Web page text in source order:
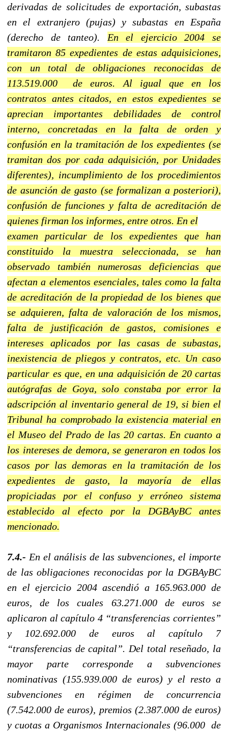
derivadas de solicitudes de exportación, subastas
en el extranjero (pujas) y subastas en España
(derecho de tanteo). En el ejercicio 2004 se
tramitaron 85 expedientes de estas adquisiciones,
con un total de obligaciones reconocidas de
113.519.000 de euros. Al igual que en los
contratos antes citados, en estos expedientes se
aprecian importantes debilidades de control
interno, concretadas en la falta de orden y
confusión en la tramitación de los expedientes (se
tramitan dos por cada adquisición, por Unidades
diferentes), incumplimiento de los procedimientos
de asunción de gasto (se formalizan a posteriori),
confusión de funciones y falta de acreditación de
quienes firman los informes, entre otros. En el
examen particular de los expedientes que han
constituido la muestra seleccionada, se han
observado también numerosas deficiencias que
afectan a elementos esenciales, tales como la falta
de acreditación de la propiedad de los bienes que
se adquieren, falta de valoración de los mismos,
falta de justificación de gastos, comisiones e
intereses aplicados por las casas de subastas,
inexistencia de pliegos y contratos, etc. Un caso
particular es que, en una adquisición de 20 cartas
autógrafas de Goya, solo constaba por error la
adscripción al inventario general de 19, si bien el
Tribunal ha comprobado la existencia material en
el Museo del Prado de las 20 cartas. En cuanto a
los intereses de demora, se generaron en todos los
casos por las demoras en la tramitación de los
expedientes de gasto, la mayoría de ellas
propiciadas por el confuso y erróneo sistema
establecido al efecto por la DGBAyBC antes
mencionado.
7.4.- En el análisis de las subvenciones, el importe
de las obligaciones reconocidas por la DGBAyBC
en el ejercicio 2004 ascendió a 165.963.000 de
euros, de los cuales 63.271.000 de euros se
aplicaron al capítulo 4 “transferencias corrientes”
y 102.692.000 de euros al capítulo 7
“transferencias de capital”. Del total reseñado, la
mayor parte corresponde a subvenciones
nominativas (155.939.000 de euros) y el resto a
subvenciones en régimen de concurrencia
(7.542.000 de euros), premios (2.387.000 de euros)
y cuotas a Organismos Internacionales (96.000 de